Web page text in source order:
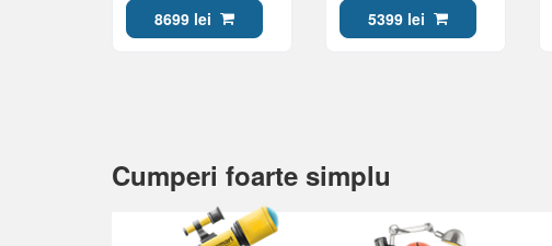
8699 lei 5399 lei
Cumperi foarte simplu